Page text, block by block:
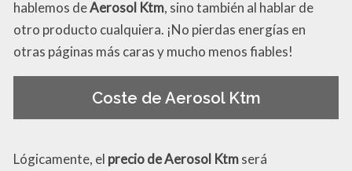
hablemos deAerosol Ktm, sino también al hablar de
otro producto cualquiera. ¡No pierdas energías en
otras páginas más caras y mucho menos fiables!
Coste de Aerosol Ktm
Lógicamente, el precio de Aerosol Ktmserá